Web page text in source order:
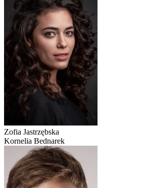
Zofia Jastrzębska
Kornelia Bednarek